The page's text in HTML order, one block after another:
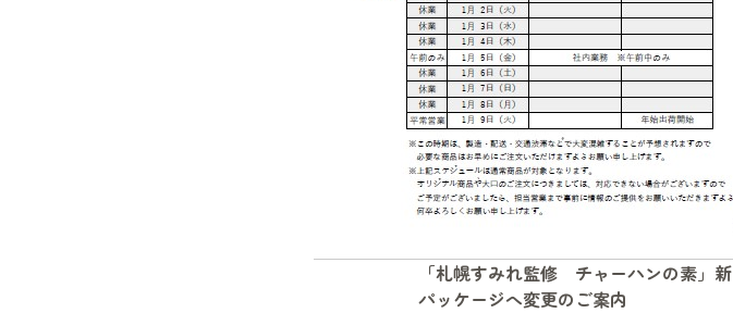
「札幌すみれ監修 チャーハンの素」新
パッケージへ変更のご案内